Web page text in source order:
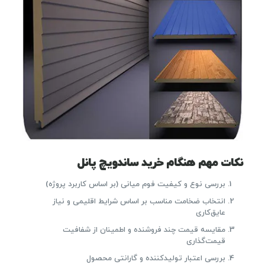
نکات مهم هنگام خرید ساندویچ پانل
بررسی نوع و کیفیت فوم میانی (بر اساس کاربرد پروژه)
انتخاب ضخامت مناسب بر اساس شرایط اقلیمی و نیاز
عایق‌کاری
مقایسه قیمت چند فروشنده و اطمینان از شفافیت
قیمت‌گذاری
بررسی اعتبار تولیدکننده و گارانتی محصول